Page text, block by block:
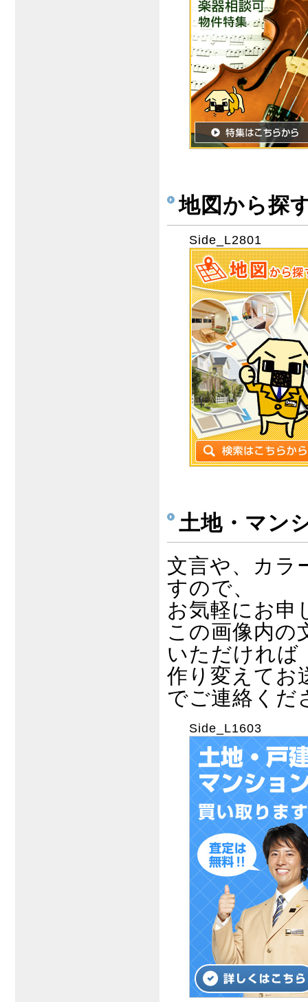
地図から探
Side_L2801
土地・マン
文言や、カラ
すので、
お気軽にお申
この画像内の
いただければ
作り変えてお
でご連絡くだ
Side_L1603